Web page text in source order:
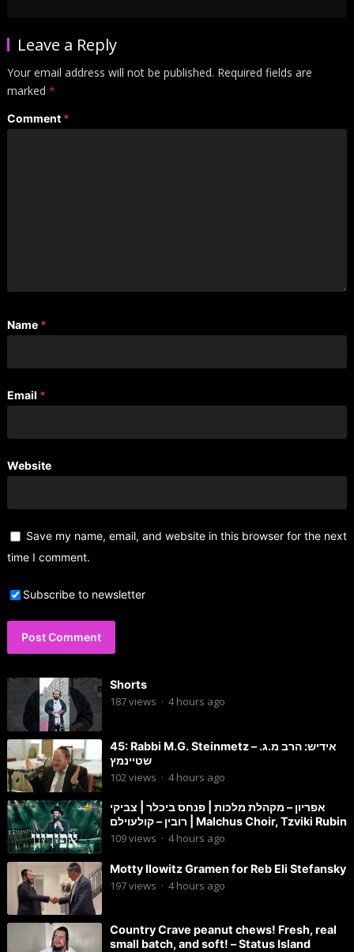
Leave a Reply
Your email address will not be published. Required fields are
marked *
Comment *
Name *
Email *
Website
Save my name, email, and website in this browser for the next
time I comment.
Subscribe to newsletter
Shorts
187views · 4 hours ago
45: Rabbi M.G. Steinmetz – אידיש: הרב מ.ג.
שטיינמץ
102views · 4 hours ago
אפריון – מקהלת מלכות | פנחס ביכלר | צביקי
רובין – קולעוילם | Malchus Choir, Tzviki Rubin
109views · 4 hours ago
Motty Ilowitz Gramen for Reb Eli Stefansky
197views · 4 hours ago
Country Crave peanut chews! Fresh, real
small batch, and soft! – Status Island